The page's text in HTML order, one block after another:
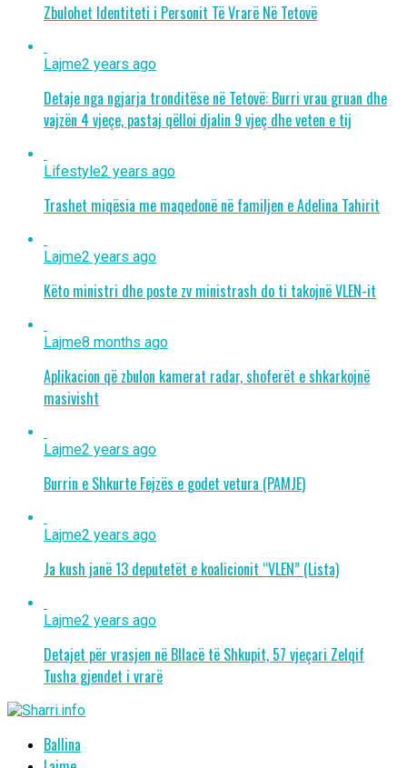
Zbulohet Identiteti i Personit Të Vrarë Në Tetovë
Lajme2 years ago
Detaje nga ngjarja tronditëse në Tetovë: Burri vrau gruan dhe
vajzën 4 vjeçe, pastaj qëlloi djalin 9 vjeç dhe veten e tij
Lifestyle2 years ago
Trashet miqësia me maqedonë në familjen e Adelina Tahirit
Lajme2 years ago
Këto ministri dhe poste zv ministrash do ti takojnë VLEN-it
Lajme8 months ago
Aplikacion që zbulon kamerat radar, shoferët e shkarkojnë
masivisht
Lajme2 years ago
Burrin e Shkurte Fejzës e godet vetura (PAMJE)
Lajme2 years ago
Ja kush janë 13 deputetët e koalicionit “VLEN” (Lista)
Lajme2 years ago
Detajet për vrasjen në Bllacë të Shkupit, 57 vjeçari Zelqif
Tusha gjendet i vrarë
Ballina